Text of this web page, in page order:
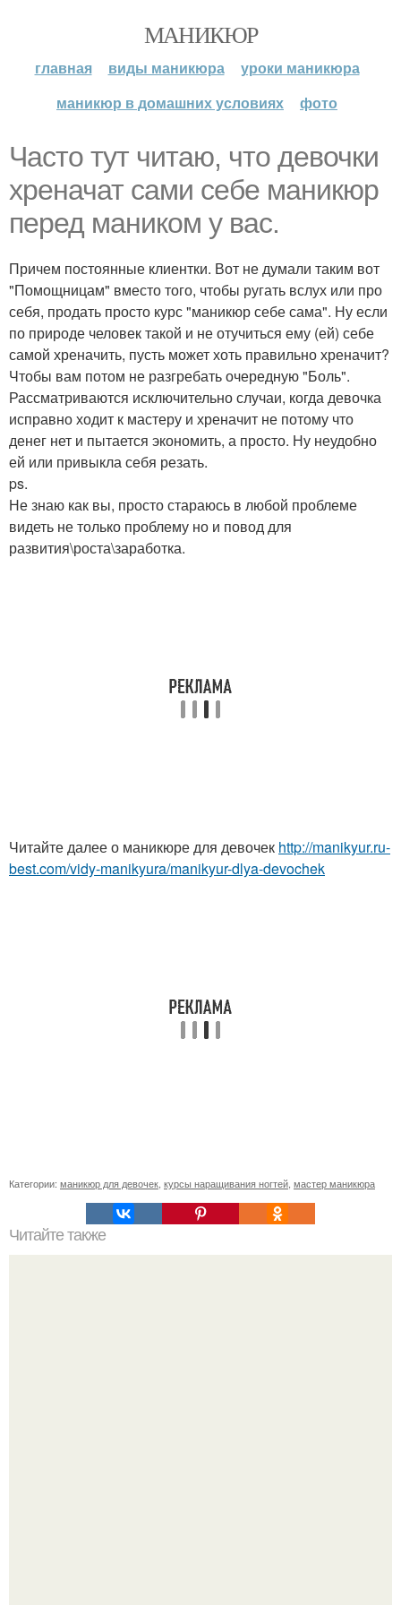
МАНИКЮР
главная виды маникюра
уроки маникюра
маникюр в домашних условиях
фото
Часто тут читаю, что девочки
хреначат сами себе маникюр
перед маником у вас.
Причем постоянные клиентки. Вот не думали таким вот
"Помощницам" вместо того, чтобы ругать вслух или про
себя, продать просто курс "маникюр себе сама". Ну если
по природе человек такой и не отучиться ему (ей) себе
самой хреначить, пусть может хоть правильно хреначит?
Чтобы вам потом не разгребать очередную "Боль".
Рассматриваются исключительно случаи, когда девочка
исправно ходит к мастеру и хреначит не потому что
денег нет и пытается экономить, а просто. Ну неудобно
ей или привыкла себя резать.
ps.
Не знаю как вы, просто стараюсь в любой проблеме
видеть не только проблему но и повод для
развития\роста\заработка.
Читайте далее о маникюре для девочек http://manikyur.ru-
best.com/vidy-manikyura/manikyur-dlya-devochek
Категории: маникюр для девочек курсы наращивания ногтей мастер маникюра
Читайте также